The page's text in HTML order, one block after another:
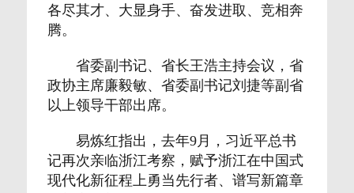
各尽其才、大显身手、奋发进取、竞相奔
腾。
省委副书记、省长王浩主持会议，省
政协主席廉毅敏、省委副书记刘捷等副省
以上领导干部出席。
易炼红指出，去年9月，习近平总书
记再次亲临浙江考察，赋予浙江在中国式
现代化新征程上勇当先行者、谱写新篇章